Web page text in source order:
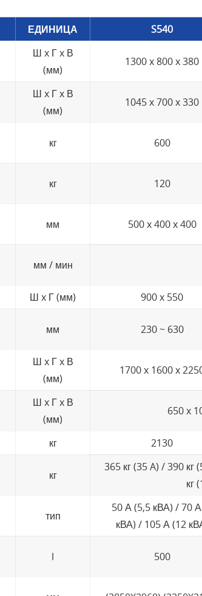
ЕДИНИЦА S540
Ш x Г x В
(мм)
1300 x 800 x 380
Ш x Г x В
(мм)
1045 x 700 x 330
кг 600
кг 120
мм 500 x 400 x 400
мм / мин
Ш x Г (мм) 900 x 550
мм 230 ~ 630
Ш x Г x В
(мм)
1700 x 1600 x
Ш x Г x В
(мм)
650 x
кг 2130
кг
365 кг (35 A) / 390 кг
кг
тип
50 А (5,5 кВА) / 70
кВА) / 105 А (12
l 500